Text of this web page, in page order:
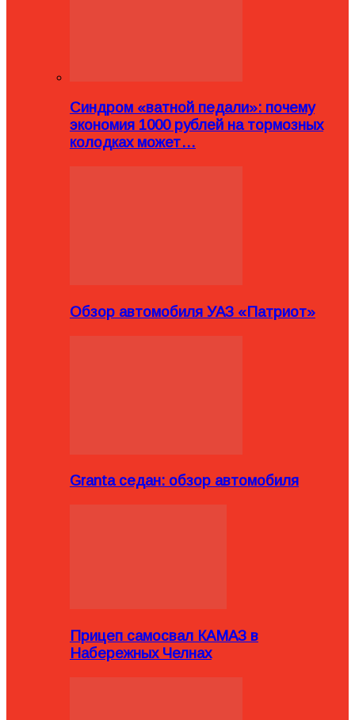
Синдром «ватной педали»: почему
экономия 1000 рублей на тормозных
колодках может…
Обзор автомобиля УАЗ «Патриот»
Granta седан: обзор автомобиля
Прицеп самосвал КАМАЗ в
Набережных Челнах